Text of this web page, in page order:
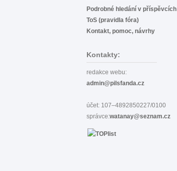
Podrobné hledání v příspěvcích
ToS (pravidla fóra)
Kontakt, pomoc, návrhy
Kontakty:
redakce webu:
admin@pilsfanda.cz
účet: 107–4892850227/0100
správce:watanay@seznam.cz